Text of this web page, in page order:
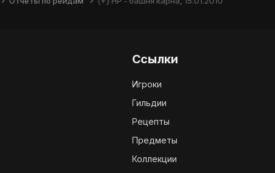
Ссылки
Игроки
Гильдии
Рецепты
Предметы
Коллекции